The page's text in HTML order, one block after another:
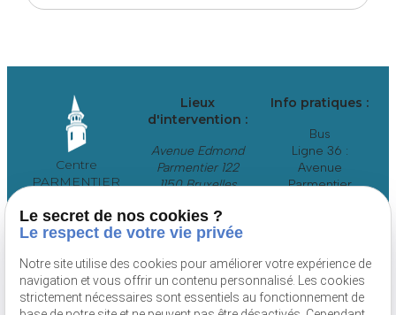
Centre
PARMENTIER
Lieux
d'intervention :
Avenue Edmond
Parmentier 122
1150 Bruxelles
Info pratiques :
Bus
Ligne 36 :
Avenue
Parmentier
Le secret de nos cookies ?
Le respect de votre vie privée
Notre site utilise des cookies pour améliorer votre expérience de
navigation et vous offrir un contenu personnalisé. Les cookies
strictement nécessaires sont essentiels au fonctionnement de